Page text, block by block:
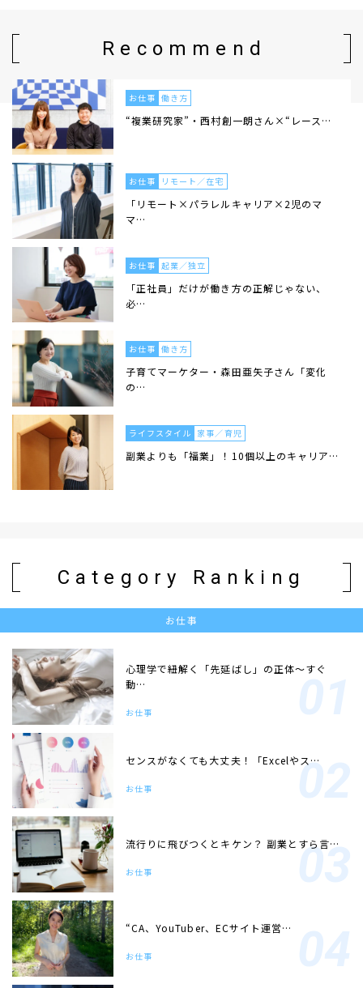
Recommend
お仕事 働き方
“複業研究家”・西村創一朗さん×“レース…
お仕事 リモート／在宅
「リモート×パラレルキャリア×2児のマ
マ…
お仕事 起業／独立
「正社員」だけが働き方の正解じゃない、
必…
お仕事 働き方
子育てマーケター・森田亜矢子さん「変化
の…
ライフスタイル 家事／育児
副業よりも「福業」！10個以上のキャリア…
Category Ranking
お仕事
心理学で紐解く「先延ばし」の正体〜すぐ
動…
お仕事
センスがなくても大丈夫！「Excelやス…
お仕事
流行りに飛びつくとキケン？ 副業とすら言…
お仕事
“CA、YouTuber、ECサイト運営…
お仕事